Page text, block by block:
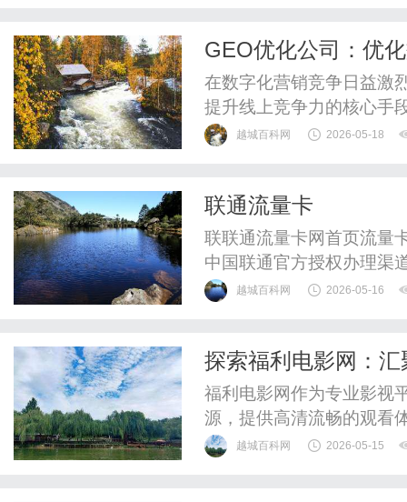
本地生活数字化服务赛道
GEO优化公司：优
在数字化营销竞争日益激
提升线上竞争力的核心手
位搜索引擎优化）更是被
方法实现GEO优化效果更
越城百科网 2026-05-18
联通流量卡
联联通流量卡网首页流量
中国联通官方授权办理渠
·免费邮寄告别流量焦虑
况网络上流传的"联通19
越城百科网 2026-05-16
探索福利电影网：
台指南
福利电影网作为专业影视
源，提供高清流畅的观看
质观影环境。
越城百科网 2026-05-15